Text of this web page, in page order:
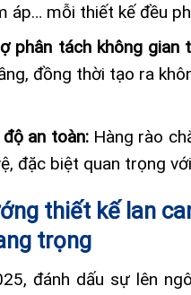
áp… mỗi thiết kế đều
phân tách không gian
đồng thời tạo ra
an toàn: Hàng rào
đặc biệt quan trọng
thiết kế lan
trọng
đánh dấu sự lên